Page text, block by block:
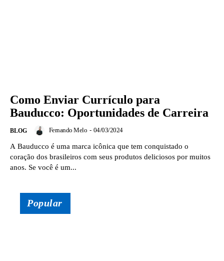
Como Enviar Currículo para
Bauducco: Oportunidades de Carreira
BLOG Fernando Melo - 04/03/2024
A Bauducco é uma marca icônica que tem conquistado o
coração dos brasileiros com seus produtos deliciosos por muitos
anos. Se você é um...
Popular